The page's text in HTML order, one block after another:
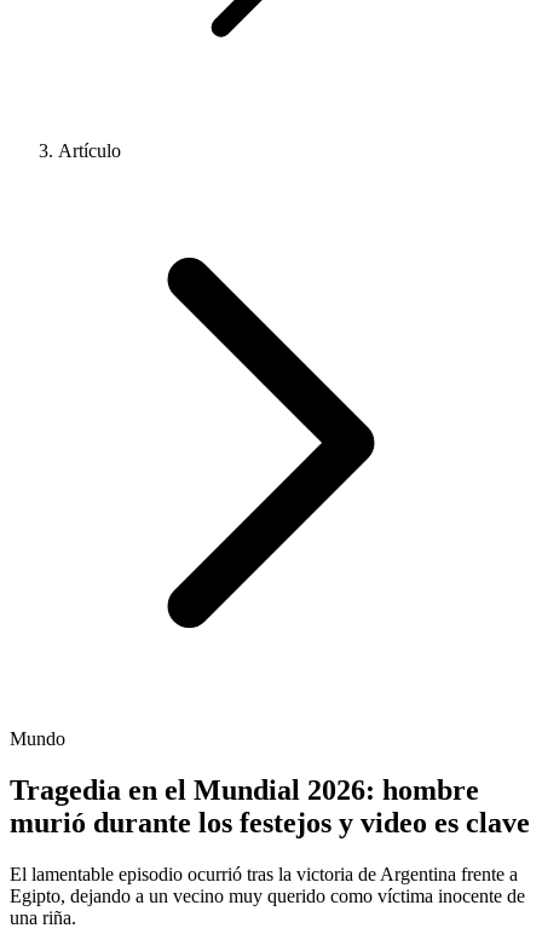
Artículo
Mundo
Tragedia en el Mundial 2026: hombre
murió durante los festejos y video es clave
El lamentable episodio ocurrió tras la victoria de Argentina frente a
Egipto, dejando a un vecino muy querido como víctima inocente de
una riña.